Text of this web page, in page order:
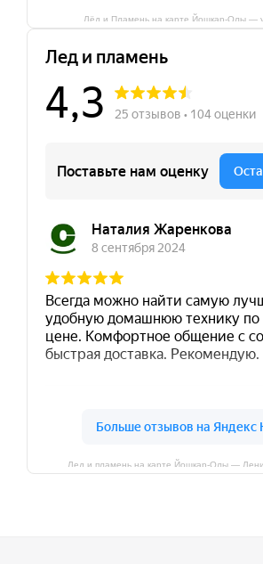
Лёд и Пламень на карте Йошкар‑Олы —
Лед и пламень на карте Йошкар‑Олы —